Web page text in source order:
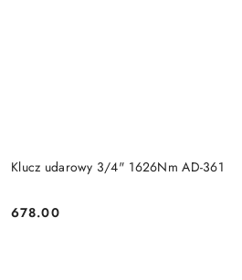
Klucz udarowy 3/4" 1626Nm AD-361
Cena:
678.00